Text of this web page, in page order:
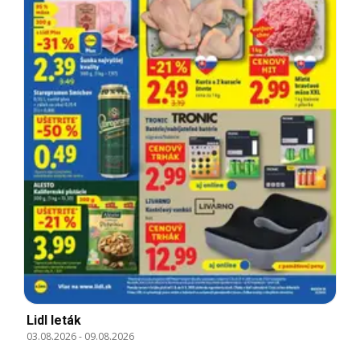
Lidl leták
03.08.2026- 09.08.2026